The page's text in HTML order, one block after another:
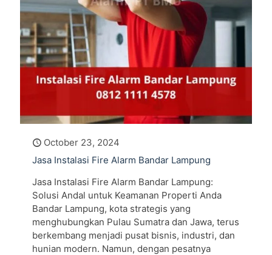
October 23, 2024
Jasa Instalasi Fire Alarm Bandar Lampung
Jasa Instalasi Fire Alarm Bandar Lampung:
Solusi Andal untuk Keamanan Properti Anda
Bandar Lampung, kota strategis yang
menghubungkan Pulau Sumatra dan Jawa, terus
berkembang menjadi pusat bisnis, industri, dan
hunian modern. Namun, dengan pesatnya